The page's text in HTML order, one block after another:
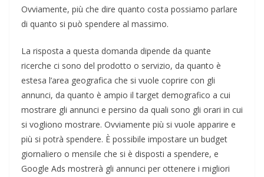
Ovviamente, più che dire quanto costa possiamo parlare
di quanto si può spendere al massimo.
La risposta a questa domanda dipende da quante
ricerche ci sono del prodotto o servizio, da quanto è
estesa l’area geografica che si vuole coprire con gli
annunci, da quanto è ampio il target demografico a cui
mostrare gli annunci e persino da quali sono gli orari in cui
si vogliono mostrare. Ovviamente più si vuole apparire e
più si potrà spendere. È possibile impostare un budget
giornaliero o mensile che si è disposti a spendere, e
Google Ads mostrerà gli annunci per ottenere i migliori